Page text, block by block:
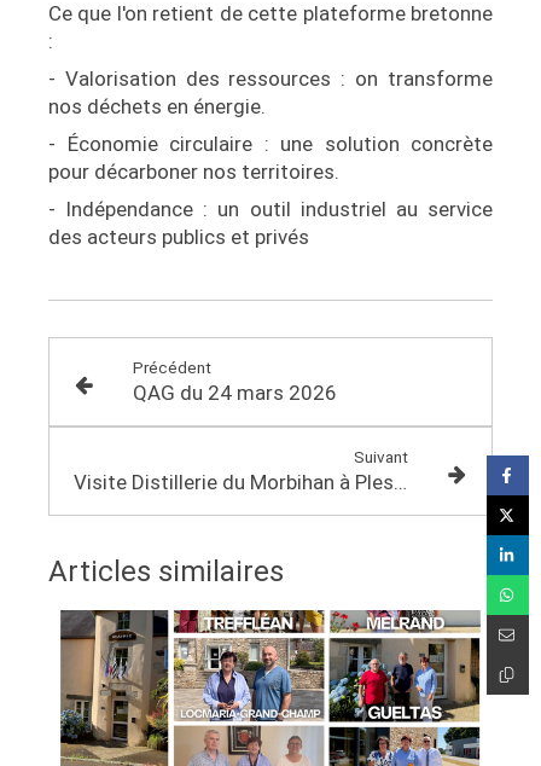
Ce que l'on retient de cette plateforme bretonne
:
- Valorisation des ressources : on transforme
nos déchets en énergie.
- Économie circulaire : une solution concrète
pour décarboner nos territoires.
- Indépendance : un outil industriel au service
des acteurs publics et privés
Précédent
QAG du 24 mars 2026
Suivant
Visite Distillerie du Morbihan à Plescop
Articles similaires